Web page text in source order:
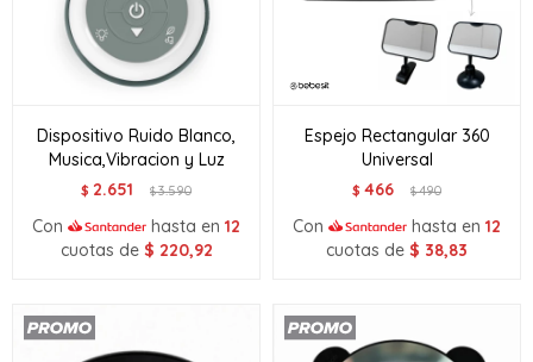
Dispositivo Ruido Blanco,
Musica,Vibracion y Luz
$ 2.651 $3.590
Con hasta en 12
cuotas de $ 220,92
Espejo Rectangular 360
Universal
$ 466 $490
Con hasta en 12
cuotas de $ 38,83